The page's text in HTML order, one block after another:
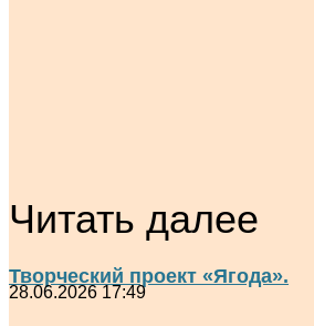
Читать далее
Творческий проект «Ягода».
28.06.2026 17:49